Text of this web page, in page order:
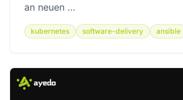
an neuen …
kubernetes software-delivery ansible